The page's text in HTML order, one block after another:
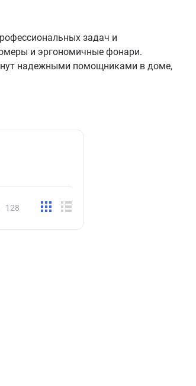
задач и
и эргономичные фонари.
надежными помощниками в доме,
128